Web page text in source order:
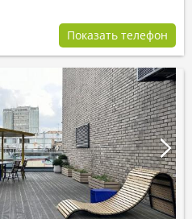
Показать телефон